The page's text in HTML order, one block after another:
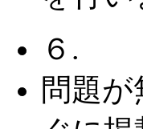
６.
問題